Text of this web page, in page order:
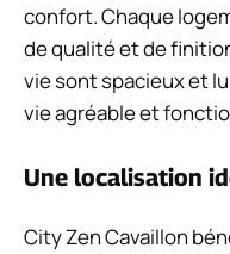
confort. Chaque
de qualité et de
vie sont spacieux et
vie agréable et
Une localisation
City Zen Cavaillon